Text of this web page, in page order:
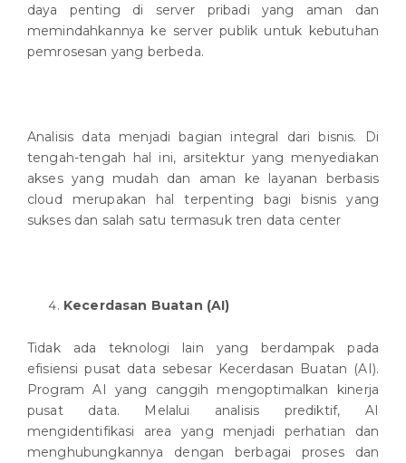
daya penting di server pribadi yang aman dan
memindahkannya ke server publik untuk kebutuhan
pemrosesan yang berbeda.
Analisis data menjadi bagian integral dari bisnis. Di
tengah-tengah hal ini, arsitektur yang menyediakan
akses yang mudah dan aman ke layanan berbasis
cloud merupakan hal terpenting bagi bisnis yang
sukses dan salah satu termasuk tren data center
Kecerdasan Buatan (AI)
Tidak ada teknologi lain yang berdampak pada
efisiensi pusat data sebesar Kecerdasan Buatan (AI).
Program AI yang canggih mengoptimalkan kinerja
pusat data. Melalui analisis prediktif, AI
mengidentifikasi area yang menjadi perhatian dan
menghubungkannya dengan berbagai proses dan